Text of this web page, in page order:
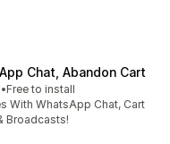
Chat, Abandon Cart
星
價
•Free to install
With WhatsApp Chat, Cart
Broadcasts!